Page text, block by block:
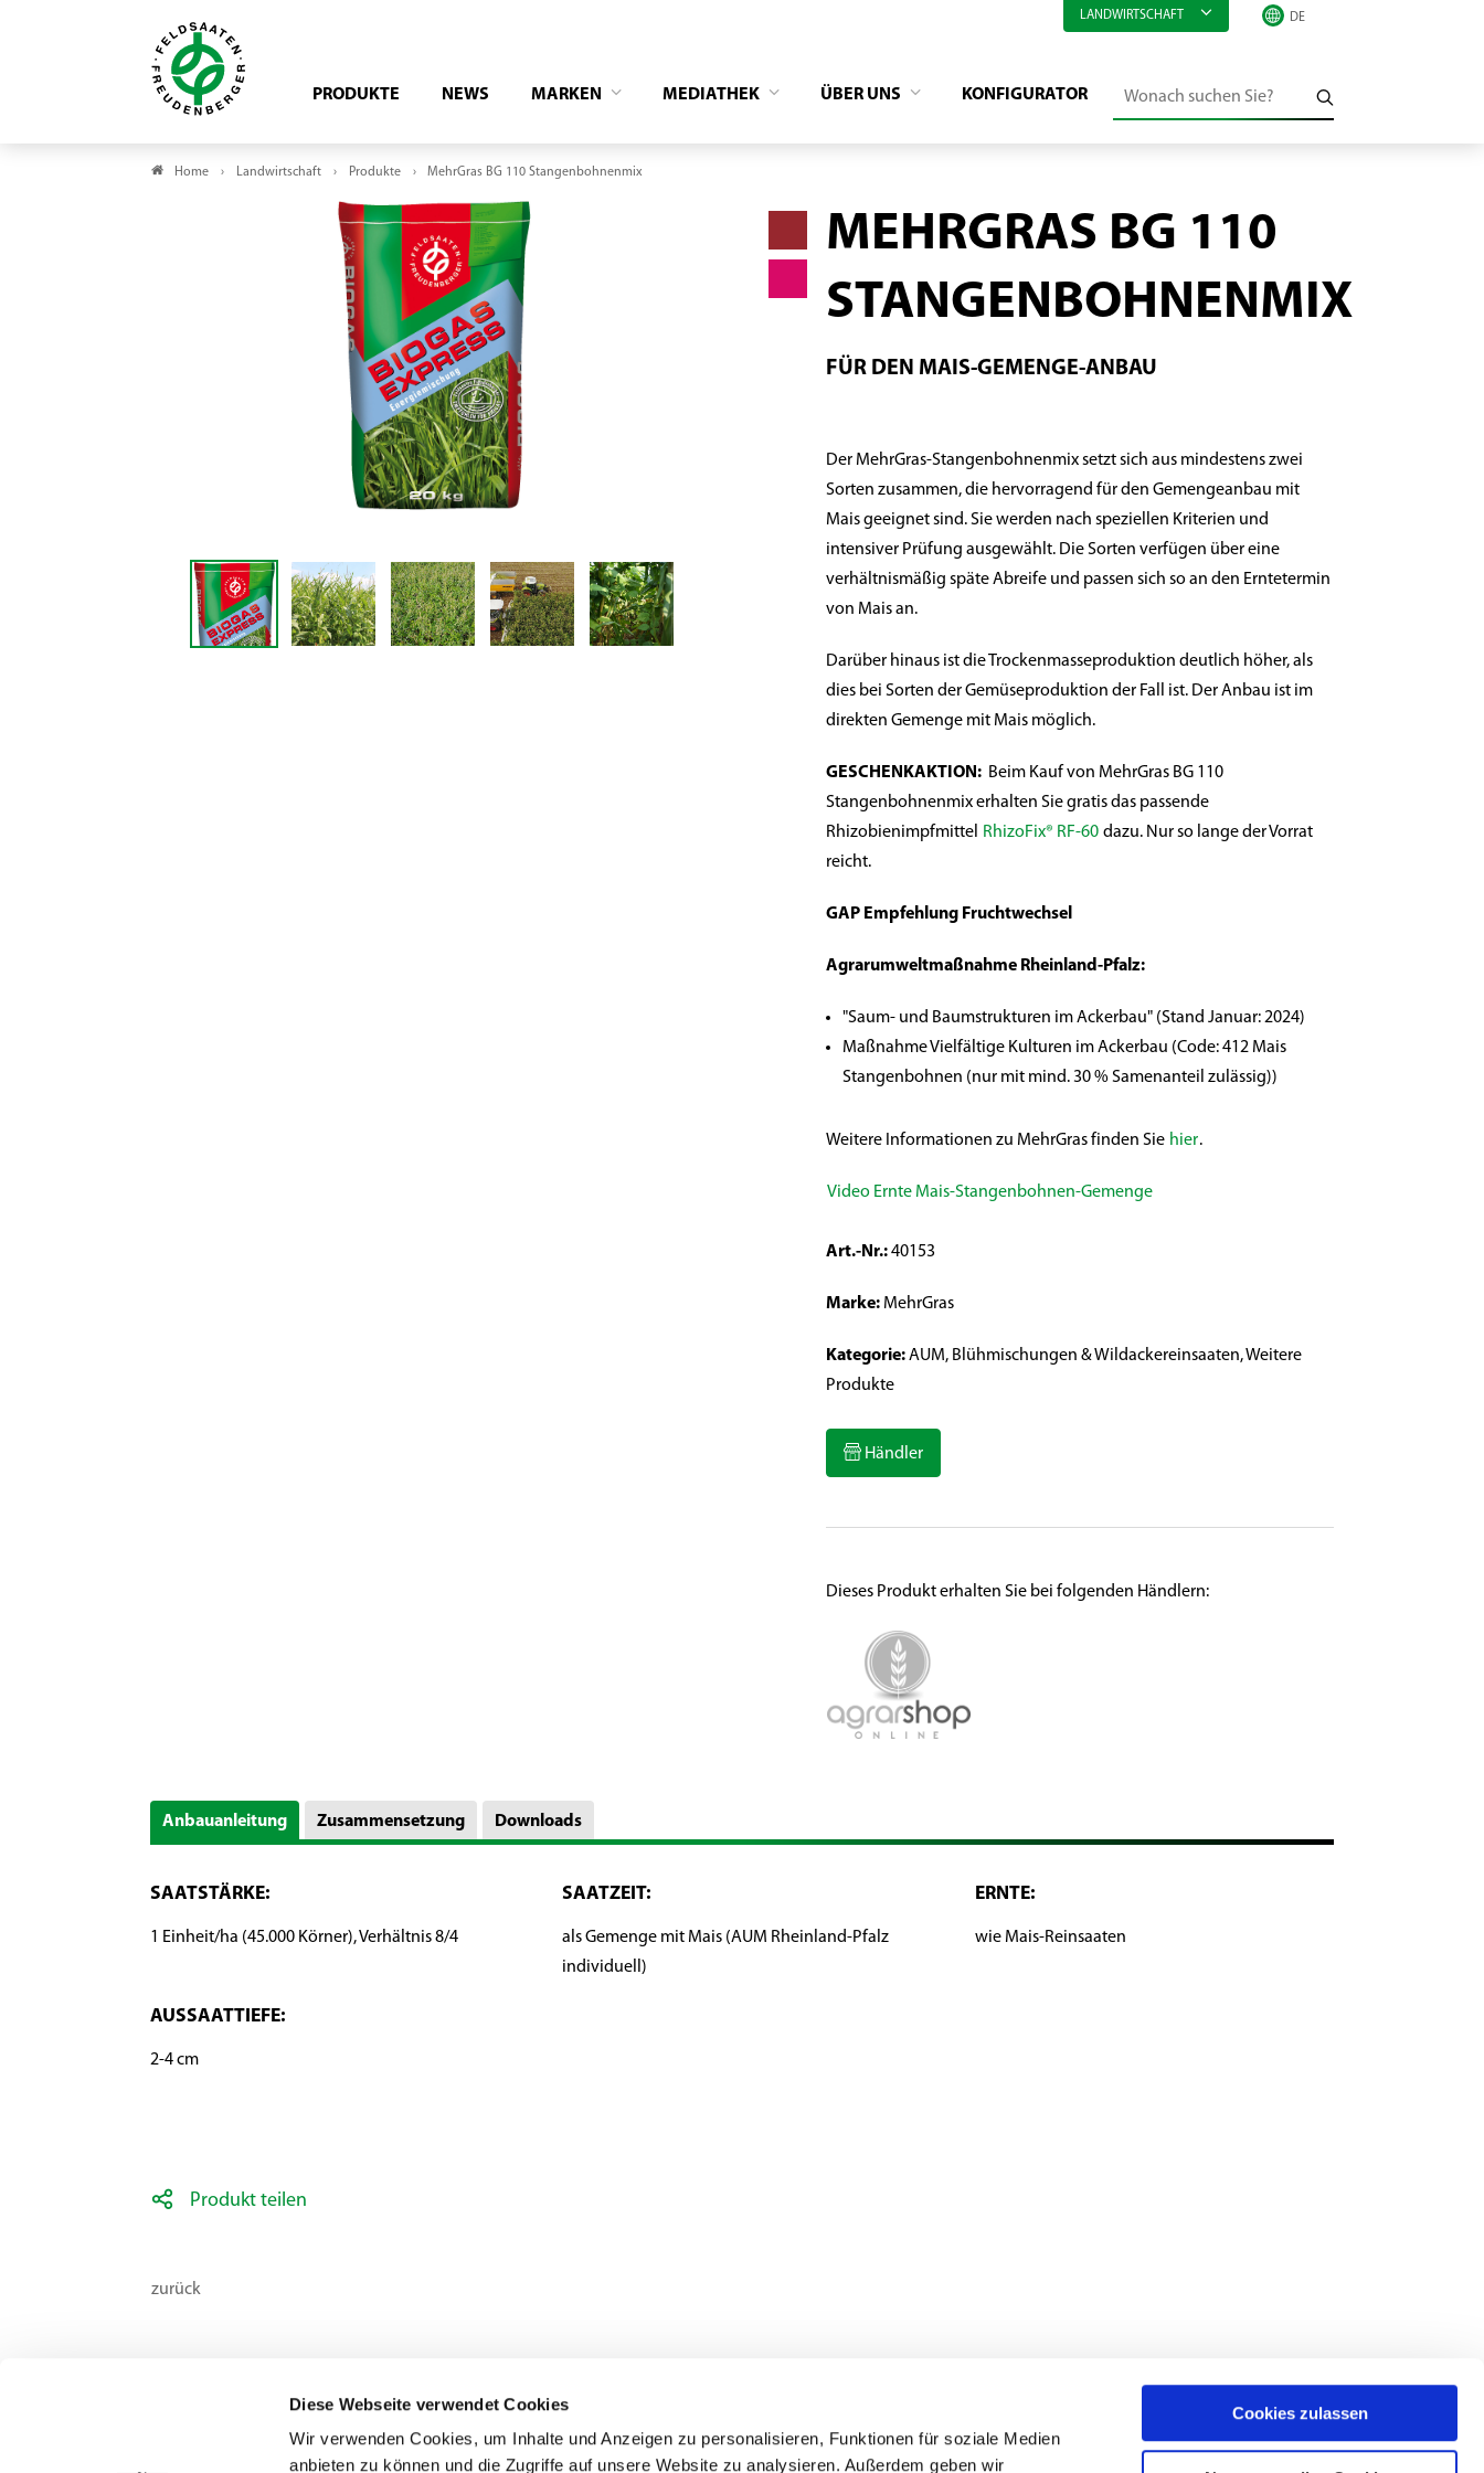
Diese Webseite verwendet Cookies
Wir verwenden Cookies, um Inhalte und Anzeigen zu personalisieren, Funktionen für soziale Medien
anbieten zu können und die Zugriffe auf unsere Website zu analysieren. Außerdem geben wir
Cookies zulassen
LANDWIRTSCHAFT
PRODUKTE NEWS MARKEN MEDIATHEK ÜBER UNS KONFIGURATOR
Home Landwirtschaft Produkte MehrGras BG 110 Stangenbohnenmix
MEHRGRAS BG 110
STANGENBOHNENMIX
FÜR DEN MAIS-GEMENGE-ANBAU
Der MehrGras-Stangenbohnenmix setzt sich aus mindestens zwei
Sorten zusammen, die hervorragend für den Gemengeanbau mit
Mais geeignet sind. Sie werden nach speziellen Kriterien und
intensiver Prüfung ausgewählt. Die Sorten verfügen über eine
verhältnismäßig späte Abreife und passen sich so an den Erntetermin
von Mais an.
Darüber hinaus ist die Trockenmasseproduktion deutlich höher, als
dies bei Sorten der Gemüseproduktion der Fall ist. Der Anbau ist im
direkten Gemenge mit Mais möglich.
GESCHENKAKTION: Beim Kauf von MehrGras BG 110
Stangenbohnenmix erhalten Sie gratis das passende
Rhizobienimpfmittel
RhizoFix® RF-60 dazu. Nur so lange der Vorrat
reicht.
GAP Empfehlung Fruchtwechsel
Agrarumweltmaßnahme Rheinland-Pfalz:
"Saum- und Baumstrukturen im Ackerbau" (Stand Januar: 2024)
Maßnahme Vielfältige Kulturen im Ackerbau (Code: 412 Mais
Stangenbohnen (nur mit mind. 30 % Samenanteil zulässig))
Weitere Informationen zu MehrGras finden Sie hier.
Video Ernte Mais-Stangenbohnen-Gemenge
Art.-Nr.:40153
Marke: MehrGras
Kategorie:AUM, Blühmischungen & Wildackereinsaaten, Weitere
Produkte
Händler
Dieses Produkt erhalten Sie bei folgenden Händlern:
Anbauanleitung Zusammensetzung Downloads
SAATSTÄRKE:
1 Einheit/ha (45.000 Körner), Verhältnis 8/4
SAATZEIT:
als Gemenge mit Mais (AUM Rheinland-Pfalz
individuell)
ERNTE:
wie Mais-Reinsaaten
AUSSAATTIEFE:
2-4 cm
Produkt teilen
zurück